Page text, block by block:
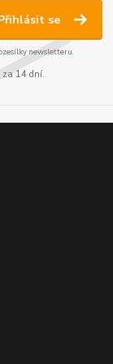
se
newsletteru.
za 14 dní.